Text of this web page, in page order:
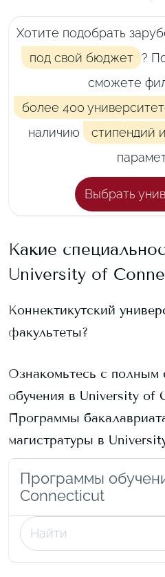
Хотите подобрать
под свой бюджет ?
сможете
более 400
наличию
стипендий
Выбрать
Какие
University of
Коннектикутский
факультеты?
Ознакомьтесь с полным
обучения в University of
Программы
магистратуры в
Программы
Connecticut